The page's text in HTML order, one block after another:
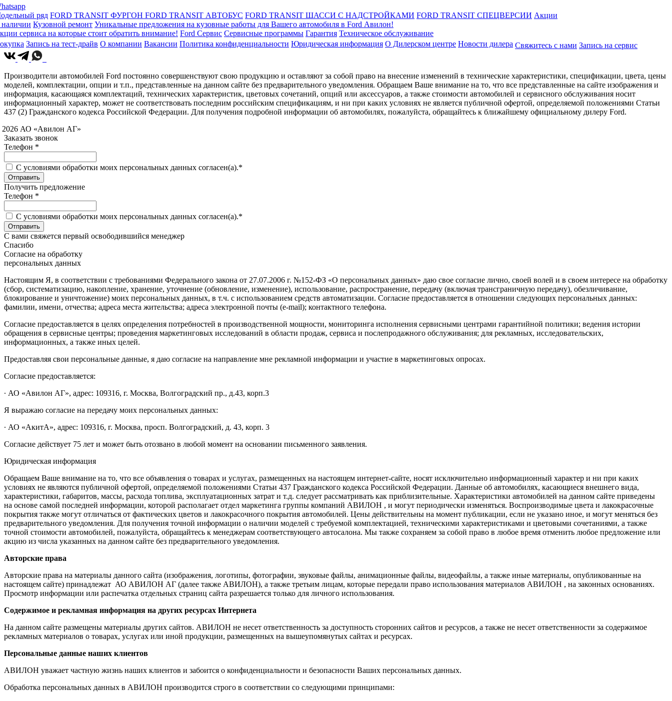
ряд FORD TRANSIT ФУРГОН FORD TRANSIT АВТОБУС FORD TRANSIT ШАССИ С НАДСТРОЙКАМИ FORD TRANSIT СПЕЦВЕРСИИ Акции
Кузовной ремонт Уникальные предложения на кузовные работы для Вашего автомобиля в Ford Авилон!
сервиса на которые стоит обратить внимание! Ford Сервис Сервисные программы Гарантия Техническое обслуживание
Запись на тест-драйв О компании Вакансии Политика конфиденциальности Юридическая информация О Дилерском центре Новости дилера Свяжитесь с нами Запись на сервис
Производители автомобилей Ford постоянно совершенствуют свою продукцию и оставляют за собой право на внесение изменений в технические характеристики, спецификации, цвета, цены
моделей, комплектации, опции и т.п., представленные на данном сайте без предварительного уведомления. Обращаем Ваше внимание на то, что все представленные на сайте изображения и
информация, касающаяся комплектаций, технических характеристик, цветовых сочетаний, опций или аксессуаров, а также стоимости автомобилей и сервисного обслуживания носит
информационный характер, может не соответствовать последним российским спецификациям, и ни при каких условиях не является публичной офертой, определяемой положениями Статьи
437 (2) Гражданского кодекса Российской Федерации. Для получения подробной информации об автомобилях, пожалуйста, обращайтесь к ближайшему официальному дилеру Ford.
АО «Авилон АГ»
Заказать звонок
Телефон *
C условиями обработки моих персональных данных согласен(а).*
Получить предложение
Телефон *
C условиями обработки моих персональных данных согласен(а).*
С вами свяжется первый освободившийся менеджер
Спасибо
Согласие на обработку
персональных данных
Настоящим Я, в соответствии с требованиями Федерального закона от 27.07.2006 г. №152-ФЗ «О персональных данных» даю свое согласие лично, своей волей и в своем интересе на обработку
(сбор, систематизацию, накопление, хранение, уточнение (обновление, изменение), использование, распространение, передачу (включая трансграничную передачу), обезличивание,
блокирование и уничтожение) моих персональных данных, в т.ч. с использованием средств автоматизации. Согласие предоставляется в отношении следующих персональных данных:
фамилии, имени, отчества; адреса места жительства; адреса электронной почты (e-mail); контактного телефона.
Согласие предоставляется в целях определения потребностей в производственной мощности, мониторинга исполнения сервисными центрами гарантийной политики; ведения истории
обращения в сервисные центры; проведения маркетинговых исследований в области продаж, сервиса и послепродажного обслуживания; для рекламных, исследовательских,
информационных, а также иных целей.
Предоставляя свои персональные данные, я даю согласие на направление мне рекламной информации и участие в маркетинговых опросах.
Согласие предоставляется:
∙ АО «Авилон АГ», адрес: 109316, г. Москва, Волгоградский пр., д.43, корп.3
Я выражаю согласие на передачу моих персональных данных:
∙ АО «АкитА», адрес: 109316, г. Москва, просп. Волгоградский, д. 43, корп. 3
Согласие действует 75 лет и может быть отозвано в любой момент на основании письменного заявления.
Юридическая информация
Обращаем Ваше внимание на то, что все объявления о товарах и услугах, размещенных на настоящем интернет-сайте, носят исключительно информационный характер и ни при каких
условиях не являются публичной офертой, определяемой положениями Статьи 437 Гражданского кодекса Российской Федерации. Данные об автомобилях, касающиеся внешнего вида,
характеристики, габаритов, массы, расхода топлива, эксплуатационных затрат и т.д. следует рассматривать как приблизительные. Характеристики автомобилей на данном сайте приведены
на основе самой последней информации, которой располагает отдел маркетинга группы компаний АВИЛОН , и могут периодически изменяться. Воспроизводимые цвета и лакокрасочные
покрытия также могут отличаться от фактических цветов и лакокрасочного покрытия автомобилей. Цены действительны на момент публикации, если не указано иное, и могут меняться без
предварительного уведомления. Для получения точной информации о наличии моделей с требуемой комплектацией, техническими характеристиками и цветовыми сочетаниями, а также
точной стоимости автомобилей, пожалуйста, обращайтесь к менеджерам соответствующего автосалона. Мы также сохраняем за собой право в любое время отменить любое предложение или
акцию из числа указанных на данном сайте без предварительного уведомления.
Авторские права
Авторские права на материалы данного сайта (изображения, логотипы, фотографии, звуковые файлы, анимационные файлы, видеофайлы, а также иные материалы, опубликованные на
настоящем сайте) принадлежат АО АВИЛОН АГ (далее также АВИЛОН), а также третьим лицам, которые передали право использования материалов АВИЛОН , на законных основаниях.
Просмотр информации или распечатка отдельных страниц сайта разрешается только для личного использования.
Содержимое и рекламная информация на других ресурсах Интернета
На данном сайте размещены материалы других сайтов. АВИЛОН не несет ответственность за доступность сторонних сайтов и ресурсов, а также не несет ответственности за содержимое
рекламных материалов о товарах, услугах или иной продукции, размещенных на вышеупомянутых сайтах и ресурсах.
Персональные данные наших клиентов
АВИЛОН уважает частную жизнь наших клиентов и забоится о конфиденциальности и безопасности Ваших персональных данных.
Обработка персональных данных в АВИЛОН производится строго в соответствии со следующими принципами: